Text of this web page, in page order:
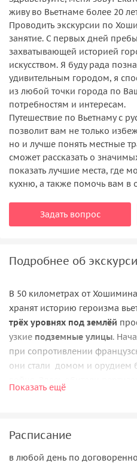
живу во Вьетнаме более 20
Проводить экскурсии по
занятие. С первых дней
захватывающей историей
искусством. Я буду рада
удивительным городом, я
из любой точки города по
потребностям и интересам.
Путешествие по Вьетнаму с
позволит вам не только
но и лучше понять местные
сможет рассказать о
показать лучшие места, где
кухню, а также помочь вам в
Задать вопрос
Подробнее об
В 50 километрах от
хранят историю героизма
трёх уровнях под землёй
узкие подземные улицы.
при сопротивлении
они стали домом и орудием
противостоявшие с
Вы спуститесь в тоннель с
ориентирующимся в этих
Показать ещё
Расписание
в любой день по